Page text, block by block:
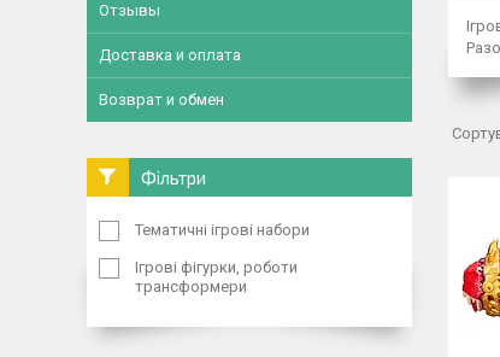
Отзывы
Доставка и оплата
Возврат и обмен
Фільтри
Тематичні ігрові набори
Ігрові фігурки, роботи
трансформери